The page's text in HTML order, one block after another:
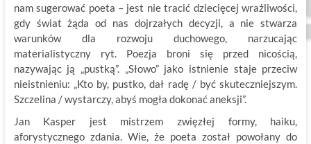
nam sugerować poeta – jest nie tracić dziecięcej wrażliwości,
gdy świat żąda od nas dojrzałych decyzji, a nie stwarza
warunków dla rozwoju duchowego, narzucając
materialistyczny ryt. Poezja broni się przed nicością,
nazywając ją „pustką”. „Słowo” jako istnienie staje przeciw
nieistnieniu: „Kto by, pustko, dał radę / być skuteczniejszym.
Szczelina / wystarczy, abyś mogła dokonać aneksji”.
Jan Kasper jest mistrzem zwięzłej formy, haiku,
aforystycznego zdania. Wie, że poeta został powołany do